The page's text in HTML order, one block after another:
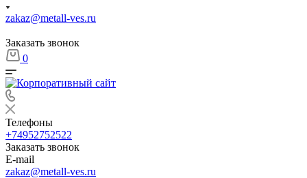
zakaz@metall-ves.ru
Заказать звонок
0
Телефоны
+74952752522
Заказать звонок
E-mail
zakaz@metall-ves.ru